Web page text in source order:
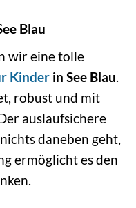
Blau
wir eine tolle
Kinder in See Blau.
robust und mit
auslaufsichere
daneben geht,
ermöglicht es den